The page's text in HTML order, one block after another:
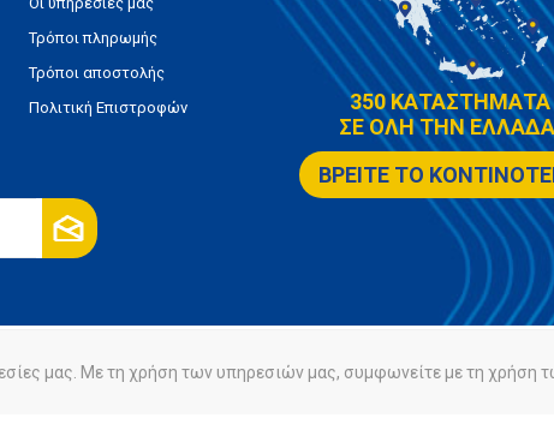
Τρόποι πληρωμής
Τρόποι αποστολής
Πολιτική Επιστροφών
350 ΚΑΤΑΣΤΗΜΑΤΑ
ΣΕ ΟΛΗ ΤΗΝ
ΒΡΕΙΤΕ ΤΟ
Πολιτική Cookies
μας. Με τη χρήση των υπηρεσιών μας, συμφωνείτε με τη χρήση